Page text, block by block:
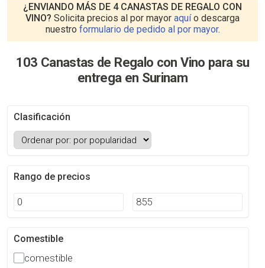
¿ENVIANDO MÁS DE 4 CANASTAS DE REGALO CON
VINO? Solicita precios al por mayor aquío descarga
nuestro formulario de pedido al por mayor.
103 Canastas de Regalo con Vino para su
entrega en Surinam
Clasificación
Rango de precios
Comestible
comestible